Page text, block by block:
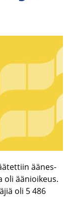
ää­nes­
oli ää­nioi­keus.
oli 5 486